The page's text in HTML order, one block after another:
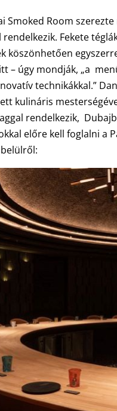
Smoked Room
Fekete
köszönhetően
– úgy mondják, „a
technikákkal.”
kulináris
rendelkezik,
előre kell foglalni